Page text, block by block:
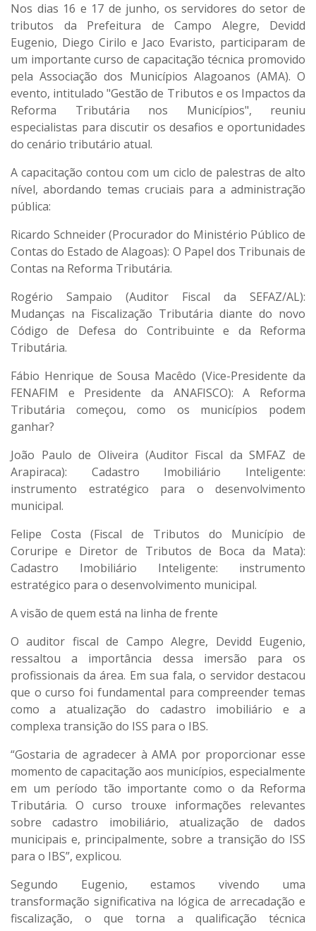
Nos dias 16 e 17 de junho, os servidores do setor de
tributos da Prefeitura de Campo Alegre, Devidd
Eugenio, Diego Cirilo e Jaco Evaristo, participaram de
um importante curso de capacitação técnica promovido
pela Associação dos Municípios Alagoanos (AMA). O
evento, intitulado "Gestão de Tributos e os Impactos da
Reforma Tributária nos Municípios", reuniu
especialistas para discutir os desafios e oportunidades
do cenário tributário atual.
A capacitação contou com um ciclo de palestras de alto
nível, abordando temas cruciais para a administração
pública:
Ricardo Schneider (Procurador do Ministério Público de
Contas do Estado de Alagoas): O Papel dos Tribunais de
Contas na Reforma Tributária.
Rogério Sampaio (Auditor Fiscal da SEFAZ/AL):
Mudanças na Fiscalização Tributária diante do novo
Código de Defesa do Contribuinte e da Reforma
Tributária.
Fábio Henrique de Sousa Macêdo (Vice-Presidente da
FENAFIM e Presidente da ANAFISCO): A Reforma
Tributária começou, como os municípios podem
ganhar?
João Paulo de Oliveira (Auditor Fiscal da SMFAZ de
Arapiraca): Cadastro Imobiliário Inteligente:
instrumento estratégico para o desenvolvimento
municipal.
Felipe Costa (Fiscal de Tributos do Município de
Coruripe e Diretor de Tributos de Boca da Mata):
Cadastro Imobiliário Inteligente: instrumento
estratégico para o desenvolvimento municipal.
A visão de quem está na linha de frente
O auditor fiscal de Campo Alegre, Devidd Eugenio,
ressaltou a importância dessa imersão para os
profissionais da área. Em sua fala, o servidor destacou
que o curso foi fundamental para compreender temas
como a atualização do cadastro imobiliário e a
complexa transição do ISS para o IBS.
“Gostaria de agradecer à AMA por proporcionar esse
momento de capacitação aos municípios, especialmente
em um período tão importante como o da Reforma
Tributária. O curso trouxe informações relevantes
sobre cadastro imobiliário, atualização de dados
municipais e, principalmente, sobre a transição do ISS
para o IBS”, explicou.
Segundo Eugenio, estamos vivendo uma
transformação significativa na lógica de arrecadação e
fiscalização, o que torna a qualificação técnica